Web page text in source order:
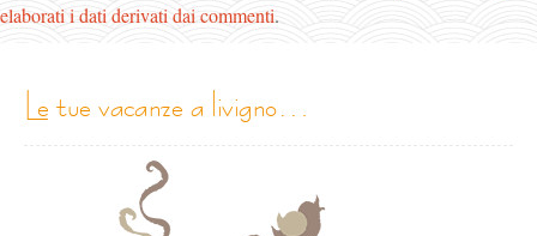
elaborati i dati derivati dai commenti.
le tue vacanze a livigno…